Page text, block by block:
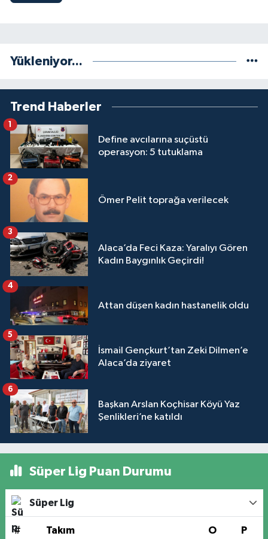
Yükleniyor...
Trend Haberler
Define avcılarına suçüstü
operasyon: 5 tutuklama
1
Ömer Pelit toprağa verilecek
2
Alaca’da Feci Kaza: Yaralıyı Gören
Kadın Baygınlık Geçirdi!
3
Attan düşen kadın hastanelik oldu
4
İsmail Gençkurt’tan Zeki Dilmen’e
Alaca’da ziyaret
5
Başkan Arslan Koçhisar Köyü Yaz
Şenlikleri’ne katıldı
6
Süper Lig Puan Durumu
Süper Lig
# Takım O P